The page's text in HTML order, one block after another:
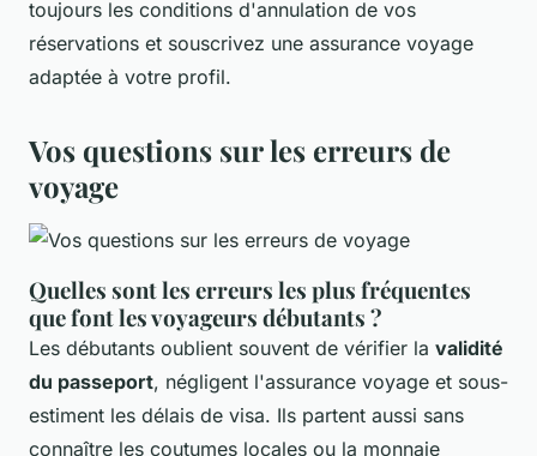
toujours les conditions d'annulation de vos
réservations et souscrivez une assurance voyage
adaptée à votre profil.
Vos questions sur les erreurs de
voyage
Quelles sont les erreurs les plus fréquentes
que font les voyageurs débutants ?
Les débutants oublient souvent de vérifier la validité
du passeport, négligent l'assurance voyage et sous-
estiment les délais de visa. Ils partent aussi sans
connaître les coutumes locales ou la monnaie